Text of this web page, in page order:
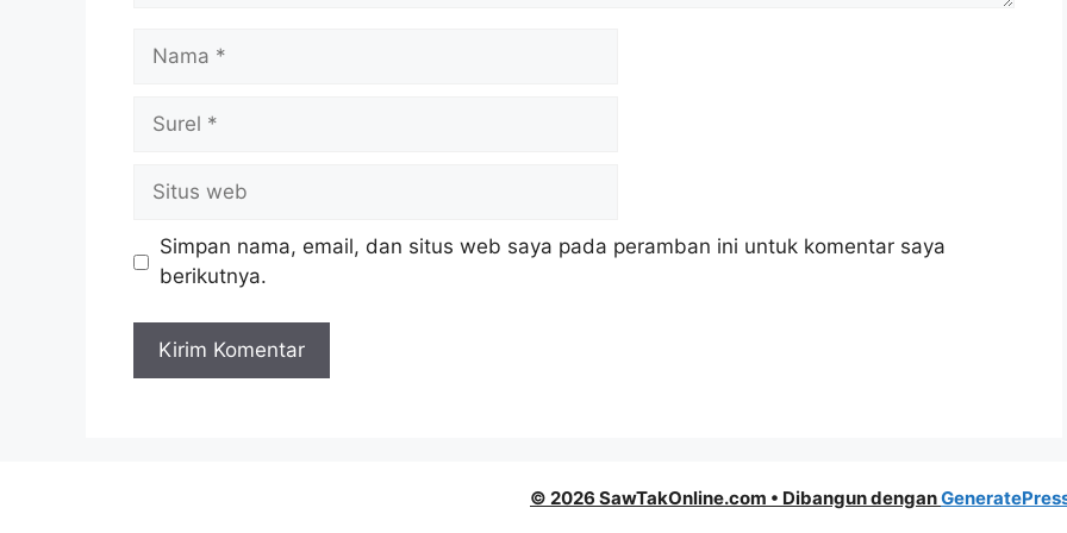
Nama
Surel
Situs
web
Simpan nama, email, dan situs web saya pada peramban ini untuk komentar saya
berikutnya.
© 2026 SawTakOnline.com • Dibangun dengan